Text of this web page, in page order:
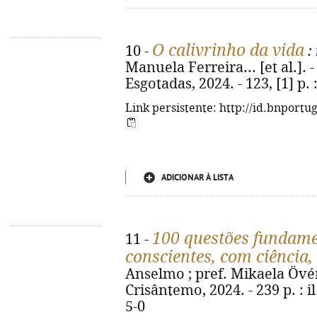
10 - O calivrinho da vida :
Manuela Ferreira... [et al.]. -
Esgotadas, 2024. - 123, [1] p.
Link persistente: http://
ADICIONAR À LISTA
11 - 100 questões
conscientes, com
Anselmo ; pref. Mikaela
Crisântemo, 2024. - 239 p. :
5-0